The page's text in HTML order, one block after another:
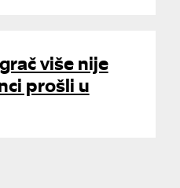
više nije
prošli u